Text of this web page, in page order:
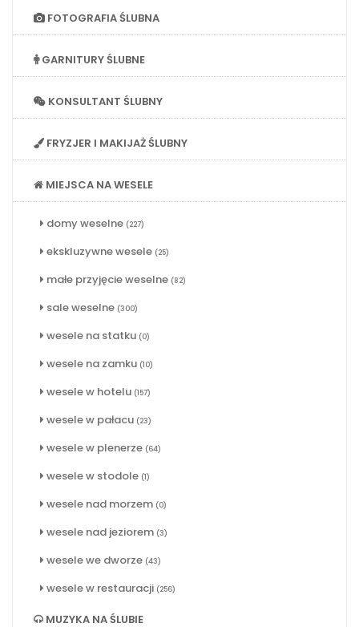
FOTOGRAFIA ŚLUBNA
GARNITURY ŚLUBNE
KONSULTANT ŚLUBNY
FRYZJER I MAKIJAŻ ŚLUBNY
MIEJSCA NA WESELE
domy weselne (227)
ekskluzywne wesele (25)
małe przyjęcie weselne (82)
sale weselne (300)
wesele na statku (0)
wesele na zamku (10)
wesele w hotelu (157)
wesele w pałacu (23)
wesele w plenerze (64)
wesele w stodole (1)
wesele nad morzem (0)
wesele nad jeziorem (3)
wesele we dworze (43)
wesele w restauracji (256)
MUZYKA NA ŚLUBIE